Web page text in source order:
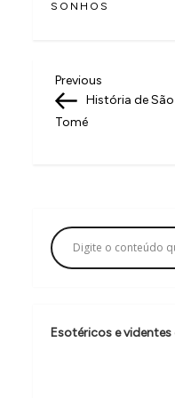
SONHOS
N
a
a
ç
o
d
Previous
Post
Previous
História de São
Tomé
Esotéricos e